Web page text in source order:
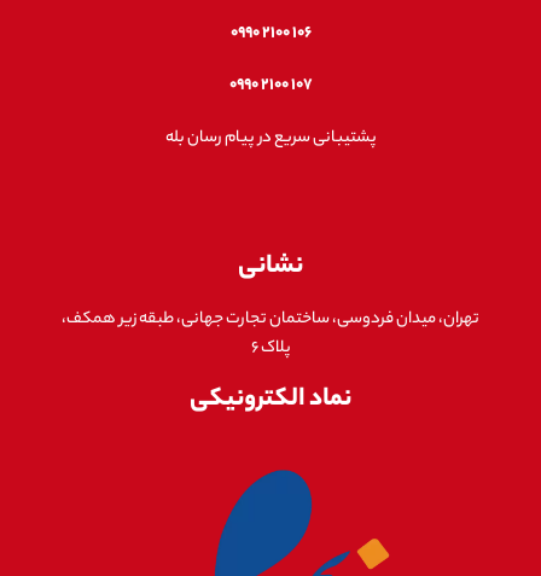
۱۰۶ ۲۱۰۰ ۰۹۹۰
۱۰۷ ۲۱۰۰ ۰۹۹۰
پشتیبانی سریع در پیام رسان بله
نشانی
تهران، میدان فردوسی، ساختمان تجارت جهانی، طبقه زیر همکف،
پلاک ۶
نماد الکترونیکی